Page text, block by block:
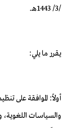
/3/ 1443هـ.
يقرر ما يلي:
أولاً: الموافقة على
والسياسات اللغوية،